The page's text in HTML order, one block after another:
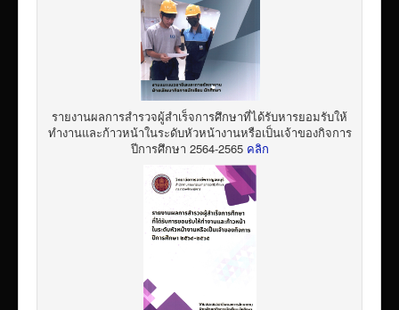
รายงานผลการสำรวจผู้สำเร็จการศึกษาที่ได้รับหารยอมรับให้
ทำงานและก้าวหน้าในระดับหัวหน้างานหรือเป็นเจ้าของกิจการ
ปีการศึกษา 2564-2565 คลิก